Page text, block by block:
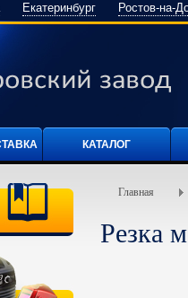
Екатеринбург Ростов-на-
КАТАЛОГ
Главная
Резка